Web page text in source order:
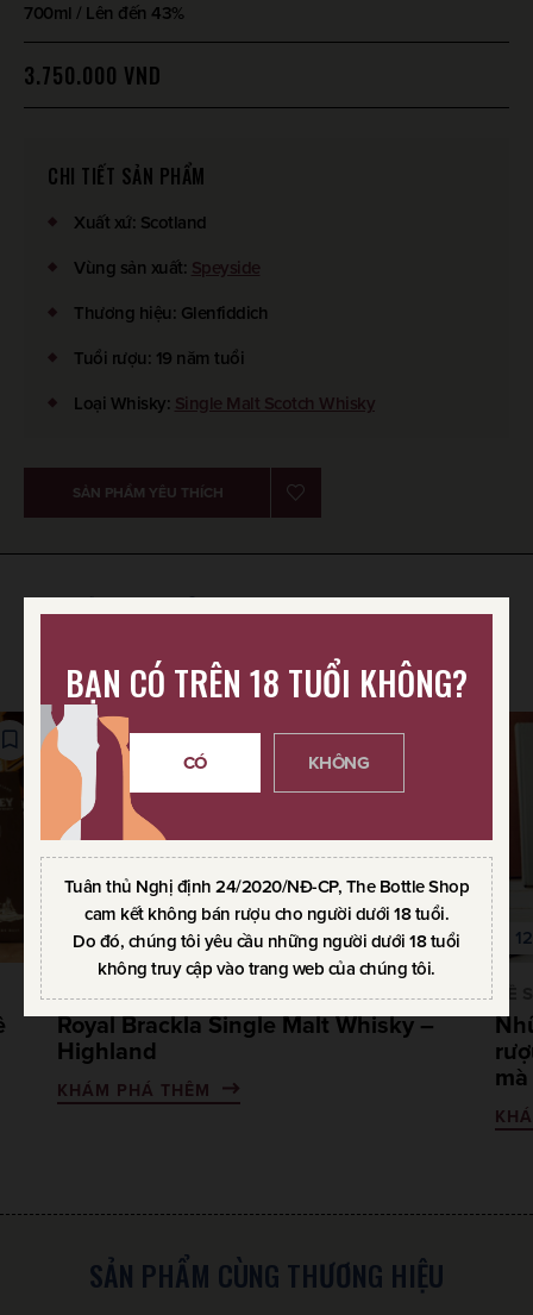
BẠN CÓ TRÊN 18 TUỔI KHÔNG?
CÓ KHÔNG
Tuân thủ Nghị định 24/2020/NĐ-CP, The Bottle Shop
cam kết không bán rượu cho người dưới 18 tuổi.
Do đó, chúng tôi yêu cầu những người dưới 18 tuổi
không truy cập vào trang web của chúng tôi.
700ml / Lên đến 43%
3.750.000 VND
CHI TIẾT SẢN PHẨM
Xuất xứ: Scotland
Vùng sản xuất: Speyside
Thương hiệu: Glenfiddich
Tuổi rượu: 19 năm tuổi
Loại Whisky: Single Malt Scotch Whisky
SẢN PHẨM YÊU THÍCH
HIỂU VỀ SCOTCH WHISKY
VỀ SCOTCH WHISKY
Royal Brackla Single Malt Whisky –
Highland
KHÁM PHÁ THÊM
01.11.2021
SẢN PHẨM CÙNG THƯƠNG HIỆU